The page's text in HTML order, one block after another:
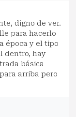
digno de ver.
para hacerlo
época y el tipo
dentro, hay
básica
arriba pero